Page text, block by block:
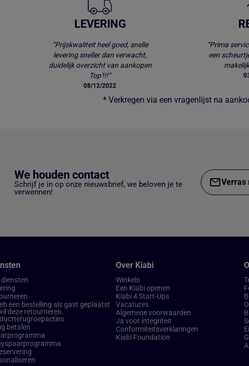
LEVERING
“Prijskwaliteit heel goed, snelle
levering sneller dan verwacht,
duidelijk overzicht van aankopen
Top'!!!“
08/12/2022
“Prima
een
* Verkregen via een vragenlijst na
We houden contact
Schrijf je in op onze nieuwsbrief, we beloven je te
verwennen!
Verras
diensten
een bestelling als gast geplaatst
deze retourneren.
betalen
Over Kiabi
Winkels
Een Kiabi openen
Kiabi 4 Start-Ups
Vacatures
Algemene voorwaarden
Ja voor integriteit
Conformiteitsverklaringen
Kiabi Foundation